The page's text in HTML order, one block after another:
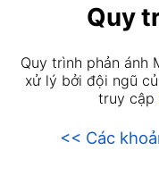
Quy
Quy trình phản ánh
xử lý bởi đội ngũ
truy cập
<< Các